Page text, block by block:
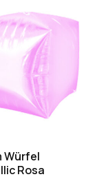
Würfel
Rosa